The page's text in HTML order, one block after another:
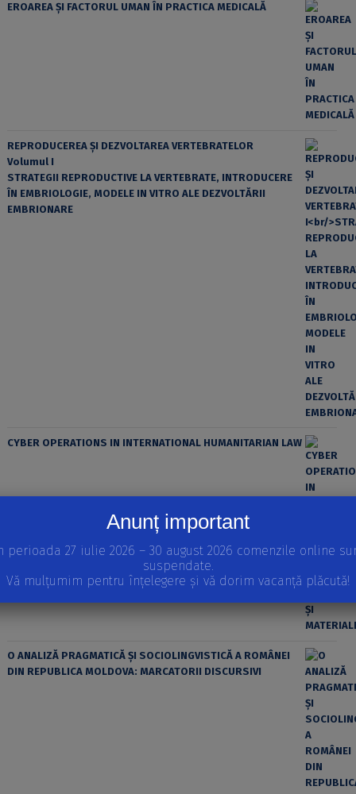
EROAREA ȘI FACTORUL UMAN ÎN PRACTICA MEDICALĂ
REPRODUCEREA ȘI DEZVOLTAREA VERTEBRATELOR
Volumul I
STRATEGII REPRODUCTIVE LA VERTEBRATE, INTRODUCERE
ÎN EMBRIOLOGIE, MODELE IN VITRO ALE DEZVOLTĂRII
EMBRIONARE
CYBER OPERATIONS IN INTERNATIONAL HUMANITARIAN LAW
ȘTIINȚA MODERNĂ ȘI MATERIALISMUL
O ANALIZĂ PRAGMATICĂ ȘI SOCIOLINGVISTICĂ A ROMÂNEI
DIN REPUBLICA MOLDOVA: MARCATORII DISCURSIVI
Anunț important
perioada 27 iulie 2026 – 30 august 2026 comenzile online
suspendate.
Vă mulțumim pentru înțelegere și vă dorim vacanță plăcută!